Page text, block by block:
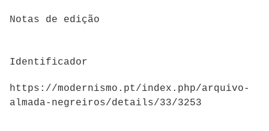
Notas de edição
Identificador
https://modernismo.pt/index.php/arquivo-
almada-negreiros/details/33/3253